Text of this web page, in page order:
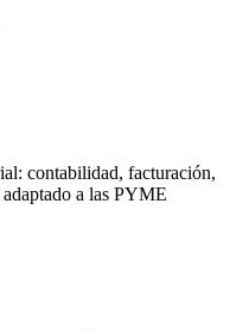
contabilidad, facturación,
a las PYME